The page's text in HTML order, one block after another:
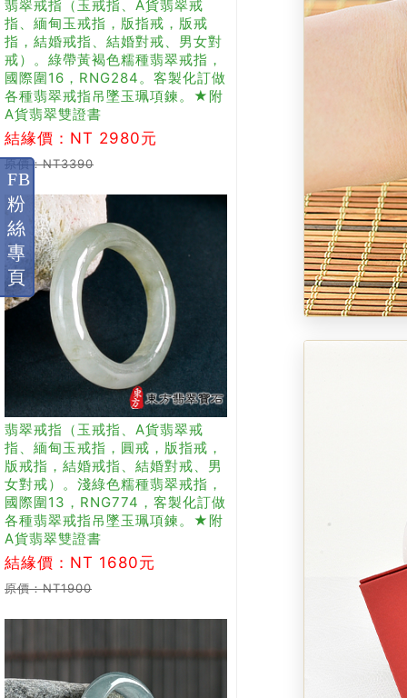
翡翠戒指（玉戒指、A貨翡翠戒
指、緬甸玉戒指，版指戒，版戒
指，結婚戒指、結婚對戒、男女對
戒）。綠帶黃褐色糯種翡翠戒指，
國際圍16，RNG284。客製化訂做
各種翡翠戒指吊墜玉珮項鍊。★附
A貨翡翠雙證書
結緣價：NT 2980元
原價：NT3390
翡翠戒指（玉戒指、A貨翡翠戒
指、緬甸玉戒指，圓戒，版指戒，
版戒指，結婚戒指、結婚對戒、男
女對戒）。淺綠色糯種翡翠戒指，
國際圍13，RNG774，客製化訂做
各種翡翠戒指吊墜玉珮項鍊。★附
A貨翡翠雙證書
結緣價：NT 1680元
原價：NT1900
FB
粉
絲
專
頁